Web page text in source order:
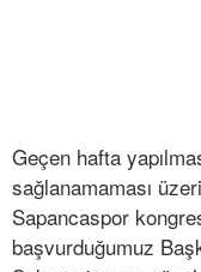
Geçen hafta
sağlanamaması
Sapancaspor
başvurduğumuz